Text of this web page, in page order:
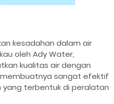
kesadahan dalam air
oleh Ady Water,
kualitas air dengan
membuatnya sangat efektif
terbentuk di peralatan